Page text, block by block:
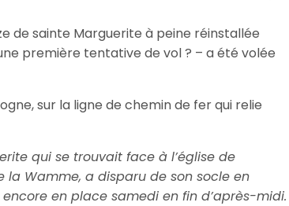
de sainte Marguerite à peine réinstallée
première tentative de vol ? – a été volée
sur la ligne de chemin de fer qui relie
qui se trouvait face à l’église de
la Wamme, a disparu de son socle en
en place samedi en fin d’après-midi.